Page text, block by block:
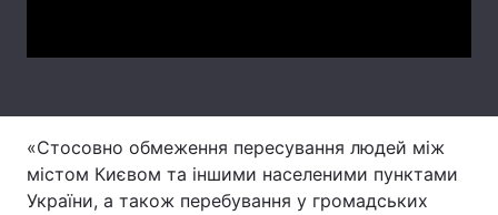
«Стосовно обмеження пересування людей між
містом Києвом та іншими населеними пунктами
України, а також перебування у громадських